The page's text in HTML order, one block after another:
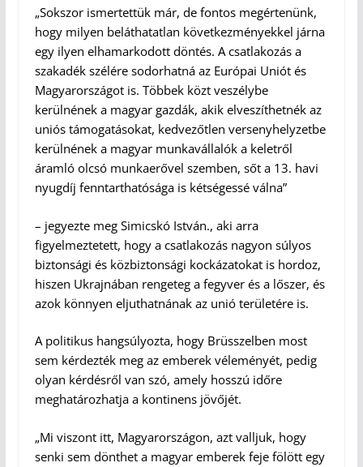
„Sokszor ismertettük már, de fontos megértenünk,
hogy milyen beláthatatlan következményekkel járna
egy ilyen elhamarkodott döntés. A csatlakozás a
szakadék szélére sodorhatná az Európai Uniót és
Magyarországot is. Többek közt veszélybe
kerülnének a magyar gazdák, akik elveszíthetnék az
uniós támogatásokat, kedvezőtlen versenyhelyzetbe
kerülnének a magyar munkavállalók a keletről
áramló olcsó munkaerővel szemben, sőt a 13. havi
nyugdíj fenntarthatósága is kétségessé válna”
– jegyezte meg Simicskó István., aki arra
figyelmeztetett, hogy a csatlakozás nagyon súlyos
biztonsági és közbiztonsági kockázatokat is hordoz,
hiszen Ukrajnában rengeteg a fegyver és a lőszer, és
azok könnyen eljuthatnának az unió területére is.
A politikus hangsúlyozta, hogy Brüsszelben most
sem kérdezték meg az emberek véleményét, pedig
olyan kérdésről van szó, amely hosszú időre
meghatározhatja a kontinens jövőjét.
„Mi viszont itt, Magyarországon, azt valljuk, hogy
senki sem dönthet a magyar emberek feje fölött egy